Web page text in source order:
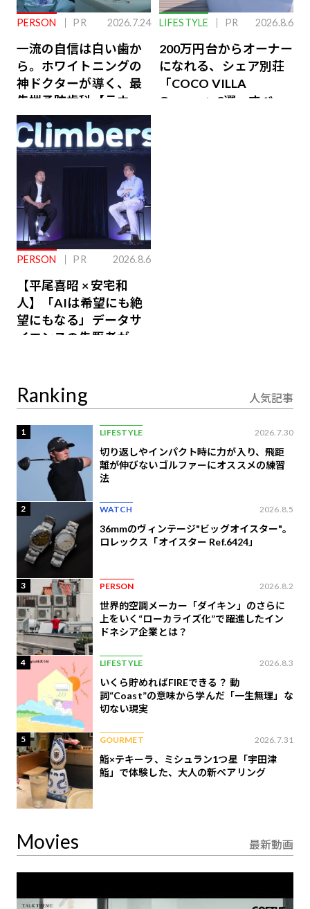
PERSON PR 2026.7.24
一流の自信は白い歯か
ら。ホワイトニングの
神ドクターが導く、最
先端予防歯科【ラウン
ジ会員特典あり】
LIFESTYLE PR 2026.8.6
200万円台からオーナー
になれる、シェア別荘
「COCO VILLA
Owners」3選。すべて
PERSON PR 2026.8.6
【平尾喜昭 × 安宅和
人】「AIは希望にも絶
望にもなる」データサ
イエンスの先駆者が語
Ranking 人気記事
1 LIFESTYLE 2026.7.30
切り返しやインパクト時に力が入り、飛距
離が伸びないゴルファーにオススメの練習
法
2 WATCH 2026.8.5
36mmのヴィンテージ"ビッグオイスター"。
ロレックス「オイスター Ref.6424」
3 PERSON 2026.8.2
世界的空調メーカー「ダイキン」のさらに
上をいく“ローカライズ化”で躍進したイン
ドネシア企業とは？
4 LIFESTYLE 2026.8.3
いくら貯めればFIREできる？ 動
詞“Coast”の意味から学んだ「一生無理」な
切ない現実
5 GOURMET 2026.7.31
鮨×テキーラ、ミシュラン1つ星「宇田津
鮨」で体験した、大人の新ペアリング
Movies 最新動画